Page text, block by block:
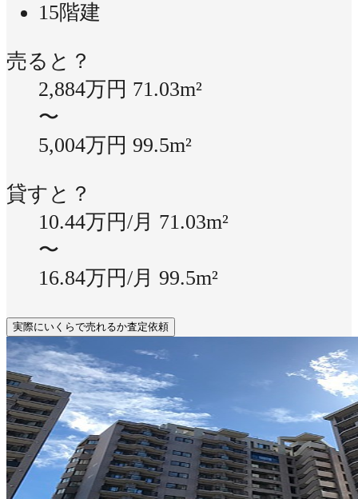
15階建
売ると？
2,884万円 71.03m²
〜
5,004万円 99.5m²
貸すと？
10.44万円/月 71.03m²
〜
16.84万円/月 99.5m²
実際にいくらで売れるか査定依頼